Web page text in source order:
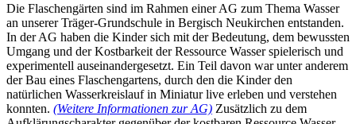
Die Flaschengärten sind im Rahmen einer AG zum Thema Wasser
an unserer Träger-Grundschule in Bergisch Neukirchen entstanden.
In der AG haben die Kinder sich mit der Bedeutung, dem bewussten
Umgang und der Kostbarkeit der Ressource Wasser spielerisch und
experimentell auseinandergesetzt. Ein Teil davon war unter anderem
der Bau eines Flaschengartens, durch den die Kinder den
natürlichen Wasserkreislauf in Miniatur live erleben und verstehen
konnten. (Weitere Informationen zur AG) Zusätzlich zu dem